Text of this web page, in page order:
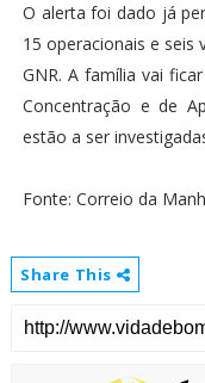
O alerta foi dado já
15 operacionais e seis
GNR. A família vai
Concentração e de
estão a ser
Fonte: Correio da
Share This